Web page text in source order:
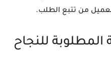
من تتبع الطلب.
للنجاح